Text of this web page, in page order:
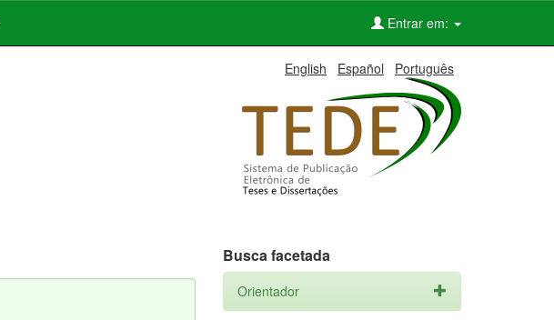
Entrar em:
English Español Português
Busca facetada
Orientador